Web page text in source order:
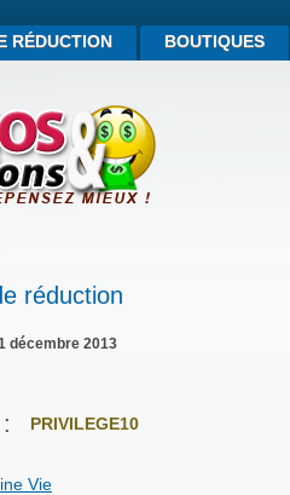
RÉDUCTION BOUTIQUES
réduction
décembre 2013
PRIVILEGE10
Vie